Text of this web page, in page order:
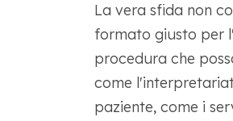
La vera sfida non
formato giusto per
procedura che
come
paziente, come i